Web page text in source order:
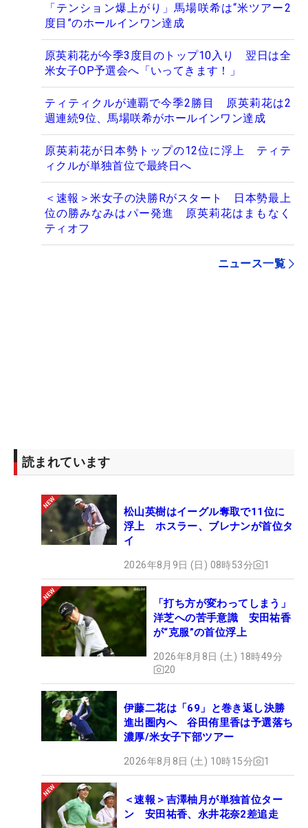
「テンション爆上がり」馬場咲希は“米ツアー2
度目”のホールインワン達成
原英莉花が今季3度目のトップ10入り 翌日は全
米女子OP予選会へ「いってきます！」
ティティクルが連覇で今季2勝目 原英莉花は2
週連続9位、馬場咲希がホールインワン達成
原英莉花が日本勢トップの12位に浮上 ティテ
ィクルが単独首位で最終日へ
＜速報＞米女子の決勝Rがスタート 日本勢最上
位の勝みなみはパー発進 原英莉花はまもなく
ティオフ
ニュース一覧
読まれています
松山英樹はイーグル奪取で11位に
浮上 ホスラー、ブレナンが首位タ
イ
2026年8月9日 (日) 08時53分 1
「打ち方が変わってしまう」
洋芝への苦手意識 安田祐香
が“克服”の首位浮上
2026年8月8日 (土) 18時49分
20
伊藤二花は「69」と巻き返し決勝
進出圏内へ 谷田侑里香は予選落ち
濃厚/米女子下部ツアー
2026年8月8日 (土) 10時15分 1
＜速報＞吉澤柚月が単独首位ター
ン 安田祐香、永井花奈2差追走